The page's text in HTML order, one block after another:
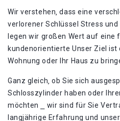
Wir verstehen‚ dass eine
verlorener Schlüssel Stress
legen wir großen Wert auf eine
kundenorientierte Unser Ziel ist
Wohnung oder Ihr Haus zu
Ganz gleich‚ ob Sie sich
Schlosszylinder haben oder
möchten ⎯ wir sind für Sie
langjährige Erfahrung und